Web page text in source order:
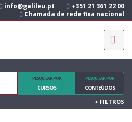
info@galileu.pt
+351 21 361 22 00
Chamada de rede fixa nacional
PESQUISAR POR
CURSOS
PESQUISAR POR
CONTEÚDOS
+ FILTROS